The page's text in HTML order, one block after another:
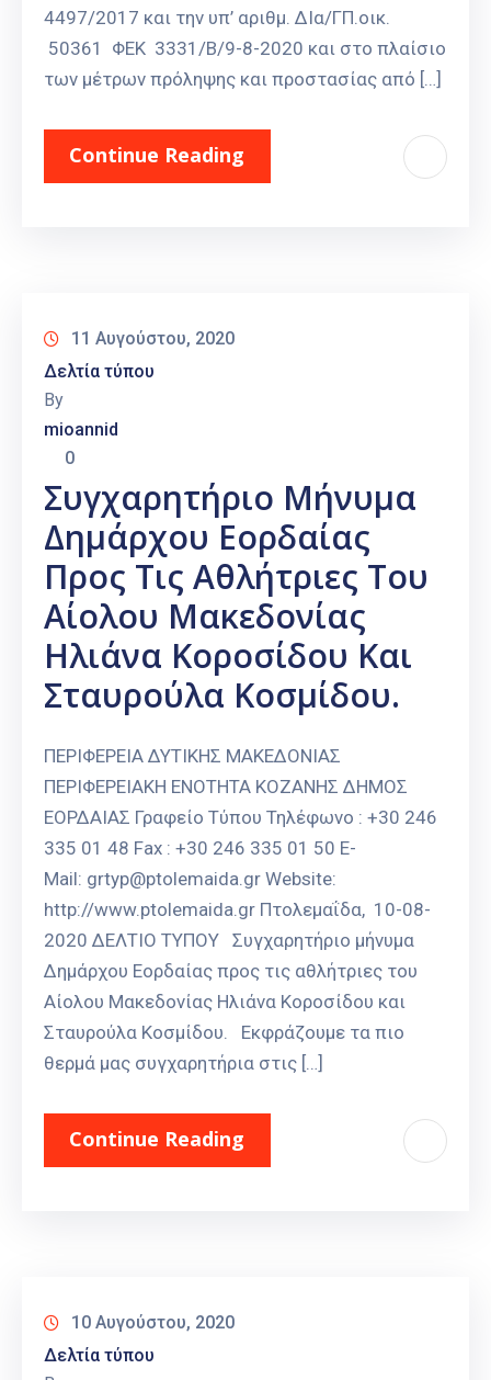
4497/2017 και την υπ’ αριθμ. ΔΙα/ΓΠ.οικ.
50361 ΦΕΚ 3331/Β/9-8-2020 και στο πλαίσιο
των μέτρων πρόληψης και προστασίας από […]
Continue Reading
11 Αυγούστου, 2020
Δελτία τύπου
By
mioannid
0
Συγχαρητήριο Μήνυμα
Δημάρχου Εορδαίας
Προς Τις Αθλήτριες Του
Αίολου Μακεδονίας
Ηλιάνα Κοροσίδου Και
Σταυρούλα Κοσμίδου.
ΠΕΡΙΦΕΡΕΙΑ ΔΥΤΙΚΗΣ ΜΑΚΕΔΟΝΙΑΣ
ΠΕΡΙΦΕΡΕΙΑΚΗ ΕΝΟΤΗΤΑ ΚΟΖΑΝΗΣ ΔΗΜΟΣ
ΕΟΡΔΑΙΑΣ Γραφείο Τύπου Τηλέφωνο : +30 246
335 01 48 Fax : +30 246 335 01 50 E-
Mail: grtyp@ptolemaida.gr Website:
http://www.ptolemaida.gr Πτολεμαΐδα, 10-08-
2020 ΔΕΛΤΙΟ ΤΥΠΟΥ Συγχαρητήριο μήνυμα
Δημάρχου Εορδαίας προς τις αθλήτριες του
Αίολου Μακεδονίας Ηλιάνα Κοροσίδου και
Σταυρούλα Κοσμίδου. Εκφράζουμε τα πιο
θερμά μας συγχαρητήρια στις […]
Continue Reading
10 Αυγούστου, 2020
Δελτία τύπου